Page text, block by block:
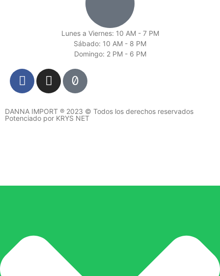
Lunes a Viernes: 10 AM - 7 PM
Sábado: 10 AM - 8 PM
Domingo: 2 PM - 6 PM
DANNA IMPORT ® 2023 © Todos los derechos reservados
Potenciado por KRYS NET